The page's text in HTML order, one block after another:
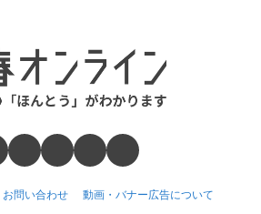
お問い合わせ 動画・バナー広告について